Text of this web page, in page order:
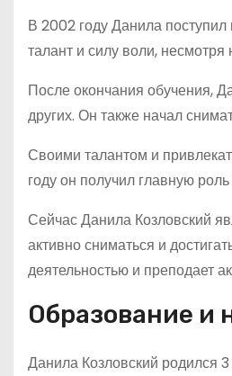
В 2002 году Данила
талант и силу воли,
После окончания обучения,
других. Он также начал
Своими талантом и
году он получил главную
Сейчас Данила Козловский
активно сниматься и
деятельностью и преподает
Образование и
Данила Козловский родился